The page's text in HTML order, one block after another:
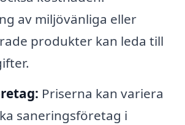
av miljövänliga eller
produkter kan leda till
Priserna kan variera
saneringsföretag i